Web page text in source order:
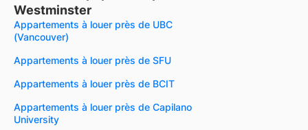
Westminster
Appartements à louer près de UBC
(Vancouver)
Appartements à louer près de SFU
Appartements à louer près de BCIT
Appartements à louer près de Capilano
University